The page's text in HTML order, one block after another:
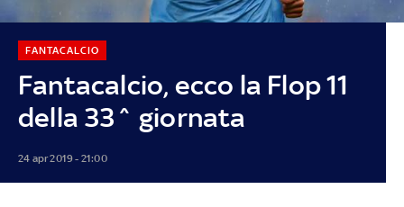
Fantacalcio, ecco la Flop 11
della 33^ giornata
FANTACALCIO
24 apr 2019 - 21:00